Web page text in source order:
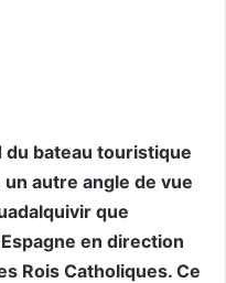
du bateau touristique
autre angle de vue
que
en direction
Rois Catholiques. Ce